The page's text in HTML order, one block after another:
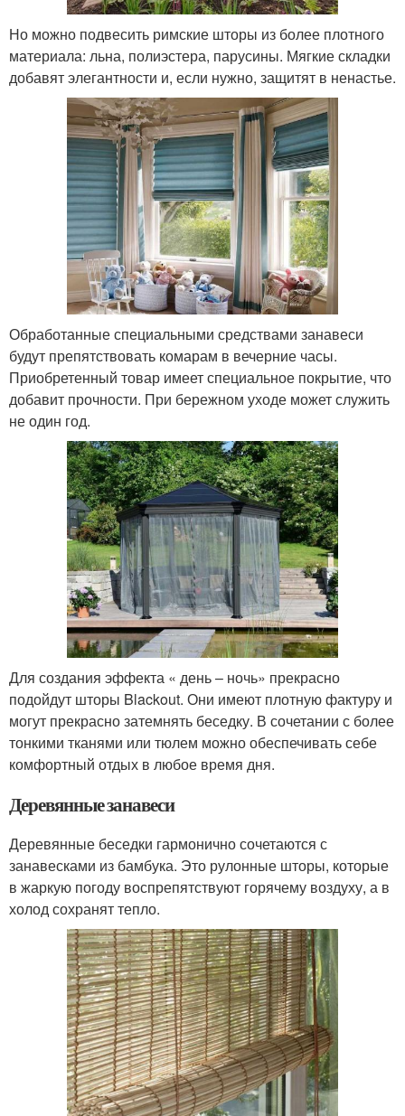
Но можно подвесить римские шторы из более плотного
материала: льна, полиэстера, парусины. Мягкие складки
добавят элегантности и, если нужно, защитят в ненастье.
Обработанные специальными средствами занавеси
будут препятствовать комарам в вечерние часы.
Приобретенный товар имеет специальное покрытие, что
добавит прочности. При бережном уходе может служить
не один год.
Для создания эффекта « день – ночь» прекрасно
подойдут шторы Blackout. Они имеют плотную фактуру и
могут прекрасно затемнять беседку. В сочетании с более
тонкими тканями или тюлем можно обеспечивать себе
комфортный отдых в любое время дня.
Деревянные занавеси
Деревянные беседки гармонично сочетаются с
занавесками из бамбука. Это рулонные шторы, которые
в жаркую погоду воспрепятствуют горячему воздуху, а в
холод сохранят тепло.